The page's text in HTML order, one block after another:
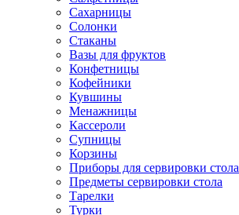
Сахарницы
Солонки
Стаканы
Вазы для фруктов
Конфетницы
Кофейники
Кувшины
Менажницы
Кассероли
Супницы
Корзины
Приборы для сервировки стола
Предметы сервировки стола
Тарелки
Турки